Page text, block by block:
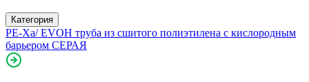
Категория
PE-Xa/ EVOH труба из сшитого полиэтилена с кислородным
барьером СЕРАЯ